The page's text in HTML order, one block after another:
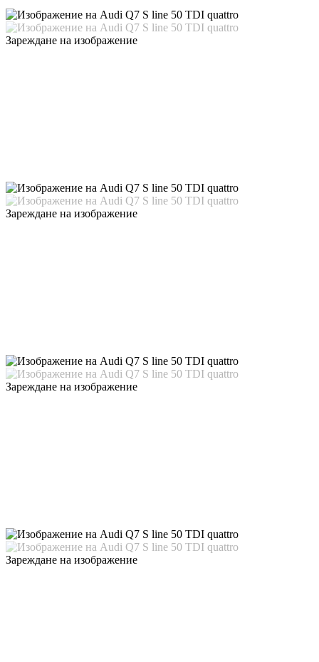
Зареждане на изображение
Зареждане на изображение
Зареждане на изображение
Зареждане на изображение